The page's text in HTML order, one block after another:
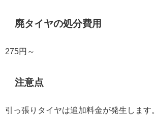
廃タイヤの処分費用
275円～
注意点
引っ張りタイヤは追加料金が発生します。